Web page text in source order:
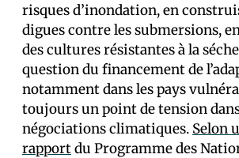
risques d’inondation, en
digues contre les submersions,
des cultures résistantes à la
question du financement de
notamment dans les pays
toujours un point de tension
négociations climatiques. Selon
rapportdu Programme des